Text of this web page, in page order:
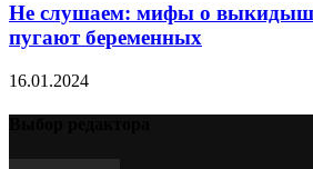
Не слушаем: мифы о
пугают беременных
16.01.2024